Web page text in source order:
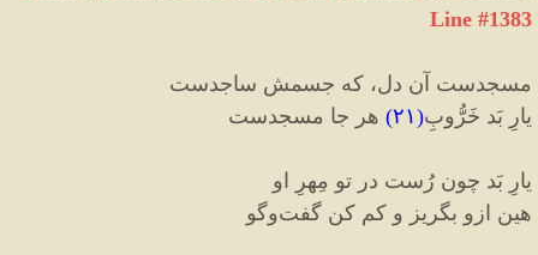
Line #1383
مسجدست آن دل، که جسمش ساجدست
یارِ بَد خَرُّوبِ(۲۱) هر جا مسجدست
یارِ بَد چون رُست در تو مِهرِ او
هین ازو بگریز و کم کن گفت‌وگو